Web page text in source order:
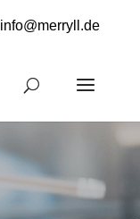
info@merryll.de